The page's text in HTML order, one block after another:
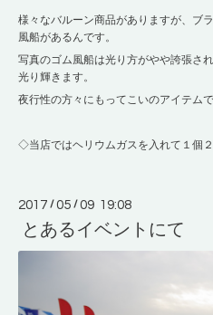
様々なバルーン商品がありますが、ブ
風船があるんです。
写真のゴム風船は光り方がやや誇張さ
光り輝きます。
夜行性の方々にもってこいのアイテムで
◇当店ではヘリウムガスを入れて１個２
2017 /05 /09 19:08
とあるイベントにて